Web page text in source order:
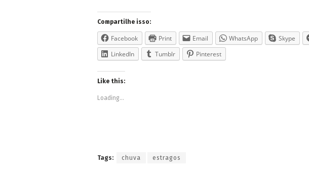
Compartilhe isso:
Facebook Print Email WhatsApp Skype
LinkedIn
Tumblr Pinterest
Like this:
Loading...
Tags: chuva estragos